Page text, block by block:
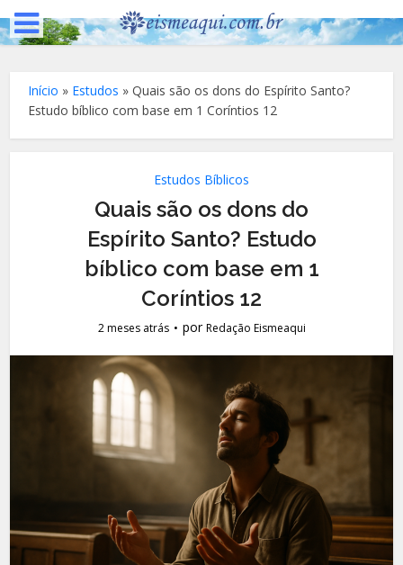
Início » Estudos »Quais são os dons do Espírito Santo?
Estudo bíblico com base em 1 Coríntios 12
Estudos Bíblicos
Quais são os dons do
Espírito Santo? Estudo
bíblico com base em 1
Coríntios 12
2 meses atrás porRedação Eismeaqui